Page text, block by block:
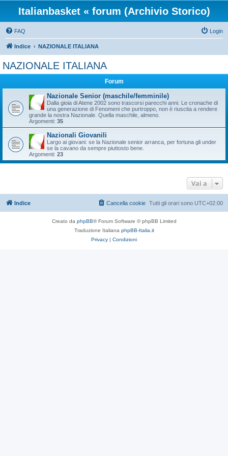
Italianbasket « forum (Archivio Storico)
FAQ Login
Indice NAZIONALE ITALIANA
NAZIONALE ITALIANA
Forum
Nazionale Senior (maschile/femminile)
Dalla gioia di Atene 2002 sono trascorsi parecchi anni. Le cronache di
una generazione di Fenomeni che purtroppo, non è riuscita a rendere
grande la nostra Nazionale. Quella maschile, almeno.
Argomenti: 35
Nazionali Giovanili
Largo ai giovani: se la Nazionale senior arranca, per fortuna gli under
se la cavano da sempre piuttosto bene.
Argomenti: 23
Vai a
Indice Tutti gli orari sono UTC+02:00
Cancella cookie
Creato da phpBB® Forum Software © phpBB Limited
Traduzione Italiana phpBB-Italia.it
Privacy | Condizioni